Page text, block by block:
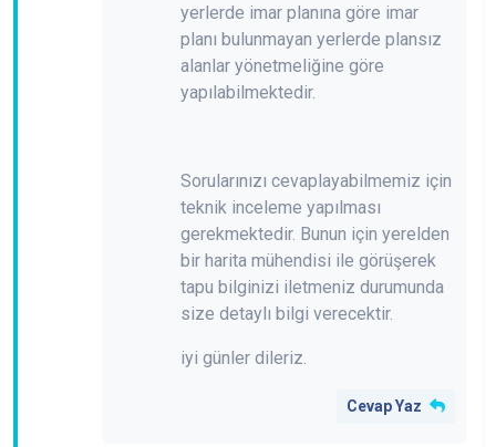
yerlerde imar planına göre imar
planı bulunmayan yerlerde plansız
alanlar yönetmeliğine göre
yapılabilmektedir.
Sorularınızı cevaplayabilmemiz için
teknik inceleme yapılması
gerekmektedir. Bunun için yerelden
bir harita mühendisi ile görüşerek
tapu bilginizi iletmeniz durumunda
size detaylı bilgi verecektir.
iyi günler dileriz.
Cevap Yaz